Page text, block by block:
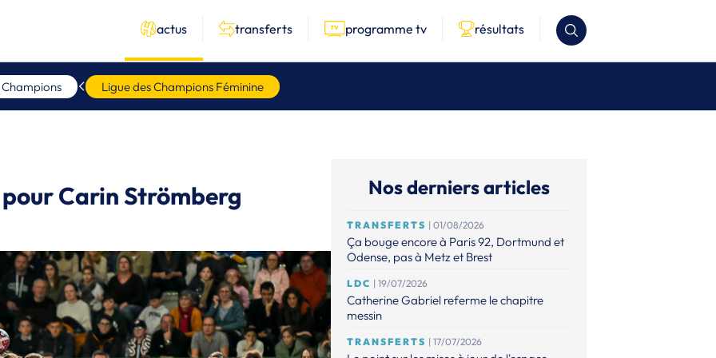
actus transferts programme tv résultats
Ligue des Champions Féminine
Carin Strömberg Nos derniers articles
TRANSFERTS | 01/08/2026
Ça bouge encore à Paris 92, Dortmund et
Odense, pas à Metz et Brest
LDC | 19/07/2026
Catherine Gabriel referme le chapitre
messin
TRANSFERTS | 17/07/2026